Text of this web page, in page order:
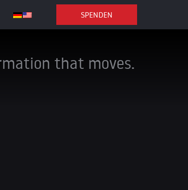
SPENDEN
that moves.